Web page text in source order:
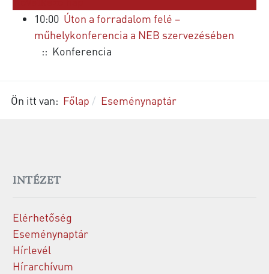
10:00 Úton a forradalom felé –
műhelykonferencia a NEB szervezésében
:: Konferencia
Ön itt van: Főlap Eseménynaptár
INTÉZET
Elérhetőség
Eseménynaptár
Hírlevél
Hírarchívum